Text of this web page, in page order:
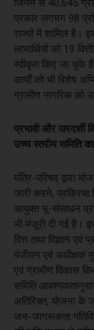
जिनमें से 40,645
प्रकार लगभग 98
राज्यों में शामिल
लाभार्थियों को 19
स्वीकृत किए जा चुके
कार्यों को भी विशेष
ग्रामीण नागरिक को
प्रभावी और
उच्च स्तरीय समिति
मंत्रि-परिषद द्वारा
जारी करने, प्रक्रिया
आयुक्त भू-संसाधन
भी मंजूरी दी गई है।
वित्त तथा विज्ञान एवं
पंजीयन एवं अधीक्षक
एवं ग्रामीण विकास
समिति
अतिरिक्त, योजना के
जन-जागरूकता